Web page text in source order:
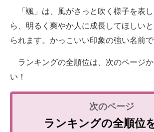
「颯」は、風がさっと吹く様子を表
ら、明るく爽やか人に成長してほしい
られます。かっこいい印象の強い名前で
ランキングの全順位は、次のページか
い！
ランキングの全順位